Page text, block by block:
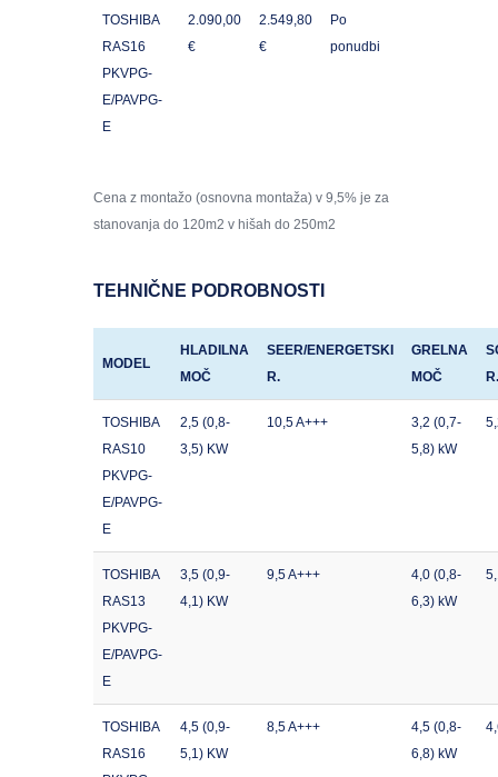
TOSHIBA
RAS16
PKVPG-
E/PAVPG-
E
2.090,00
€
2.549,80
€
Po
ponudbi
Cena z montažo (osnovna montaža) v 9,5% je za
stanovanja do 120m2 v hišah do 250m2
TEHNIČNE PODROBNOSTI
MODEL
HLADILNA
MOČ
SEER/ENERGETSKI
R.
GRELNA
MOČ
R.
TOSHIBA
RAS10
PKVPG-
E/PAVPG-
E
2,5 (0,8-
3,5) KW
10,5 A+++
3,2 (0,7-
5,8) kW
TOSHIBA
RAS13
PKVPG-
E/PAVPG-
E
3,5 (0,9-
4,1) KW
9,5 A+++
4,0 (0,8-
6,3) kW
TOSHIBA
RAS16
4,5 (0,9-
5,1) KW
8,5 A+++
4,5 (0,8-
6,8) kW